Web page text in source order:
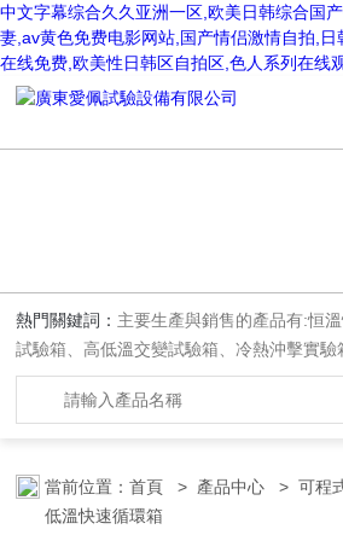
中文字幕综合久久亚洲一区,欧美日韩综合国
妻,av黄色免费电影网站,国产情侣激情自拍,
在线免费,欧美性日韩区自拍区,色人系列在线
熱門關鍵詞： 主要生產與銷售的產品有:恒
試驗箱、高低溫交變試驗箱、冷熱沖擊實
老化箱、恒溫恒濕實驗室、沙塵試驗箱、
箱、各種振動試驗臺、拉力試驗機、蒸汽老
當前位置：首頁 > 產品中心 >可程
低溫快速循環箱